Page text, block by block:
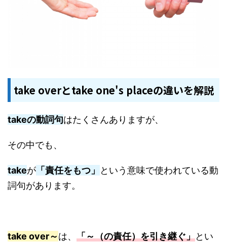
take overとtake one's placeの違いを解説
takeの動詞句はたくさんありますが、
その中でも、
takeが 「責任をもつ」
という意味で使われている動
詞句があります。
take over～は、 「～（の責任）を引き継ぐ」とい